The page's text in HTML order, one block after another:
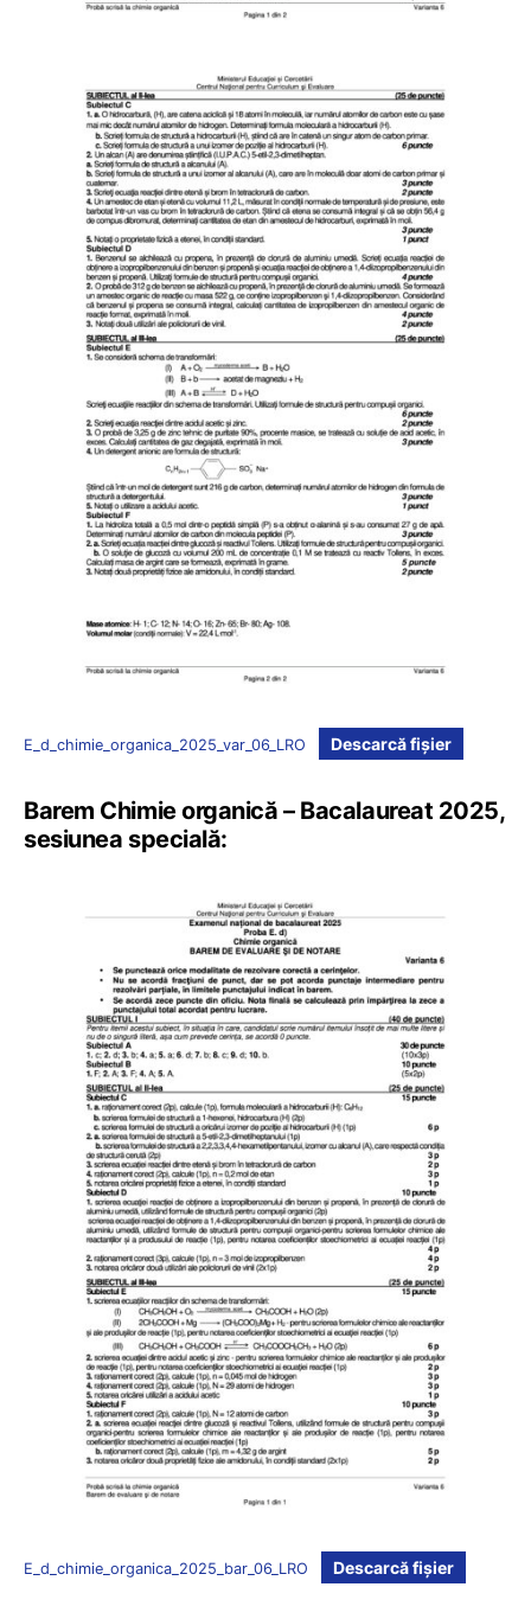
E_d_chimie_organica_2025_var_06_LRO Descarcă fișier
Barem Chimie organică – Bacalaureat 2025,
sesiunea specială:
E_d_chimie_organica_2025_bar_06_LRO Descarcă fișier